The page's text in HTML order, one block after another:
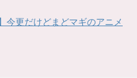
今更だけどまどマギのアニメ